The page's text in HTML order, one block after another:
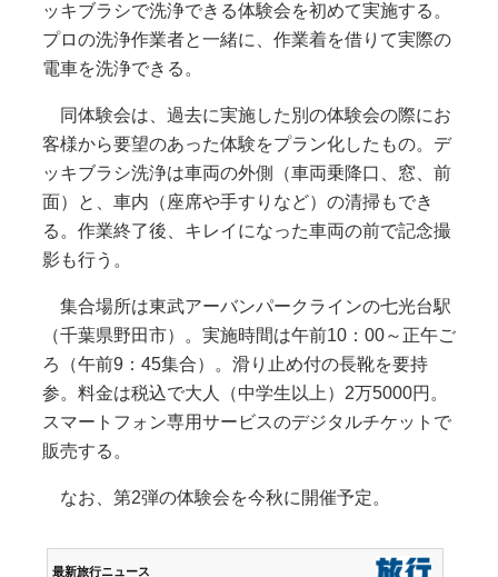
ッキブラシで洗浄できる体験会を初めて実施する。
プロの洗浄作業者と一緒に、作業着を借りて実際の
電車を洗浄できる。
同体験会は、過去に実施した別の体験会の際にお
客様から要望のあった体験をプラン化したもの。デ
ッキブラシ洗浄は車両の外側（車両乗降口、窓、前
面）と、車内（座席や手すりなど）の清掃もでき
る。作業終了後、キレイになった車両の前で記念撮
影も行う。
集合場所は東武アーバンパークラインの七光台駅
（千葉県野田市）。実施時間は午前10：00～正午ご
ろ（午前9：45集合）。滑り止め付の長靴を要持
参。料金は税込で大人（中学生以上）2万5000円。
スマートフォン専用サービスのデジタルチケットで
販売する。
なお、第2弾の体験会を今秋に開催予定。
最新旅行ニュース